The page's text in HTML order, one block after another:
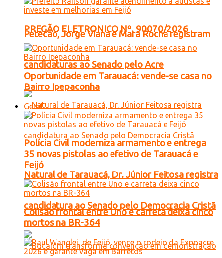
Petecão, Jorge Viana e Mara Rocha registram
candidaturas ao Senado pelo Acre
Natural de Tarauacá, Dr. Júnior Feitosa registra
candidatura ao Senado pelo Democracia Cristã
PREGÃO ELETRONICO Nº. 90070/2026
Oportunidade em Tarauacá: vende-se casa no
Bairro Ipepaconha
Geral
Polícia Civil moderniza armamento e entrega
35 novas pistolas ao efetivo de Tarauacá e
Feijó
Colisão frontal entre Uno e carreta deixa cinco
mortos na BR-364